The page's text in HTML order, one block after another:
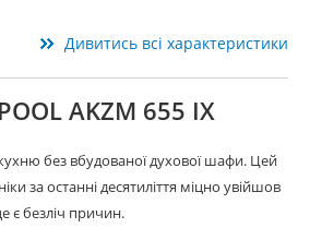
Дивитись всі характеристики
AKZM 655 IX
без вбудованої духової шафи. Цей
за останні десятиліття міцно увійшов
є безліч причин.